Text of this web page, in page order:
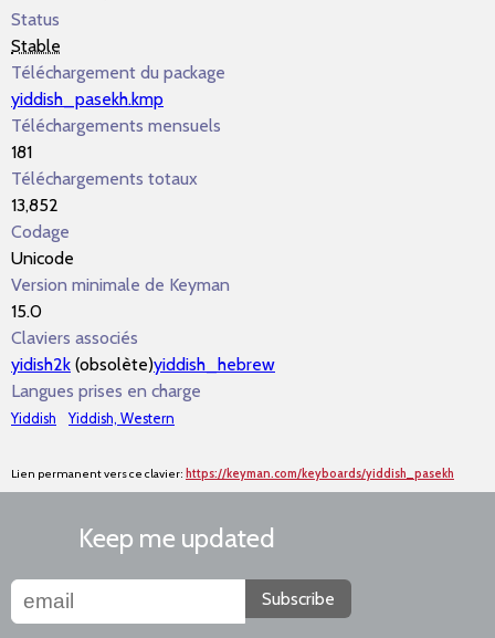
Status
Stable
Téléchargement du package
yiddish_pasekh.kmp
Téléchargements mensuels
181
Téléchargements totaux
13,852
Codage
Unicode
Version minimale de Keyman
15.0
Claviers associés
yidish2k (obsolète)yiddish_hebrew
Langues prises en charge
Yiddish Yiddish, Western
Lien permanent vers ce clavier: https://keyman.com/keyboards/yiddish_pasekh
Keep me updated
Subscribe